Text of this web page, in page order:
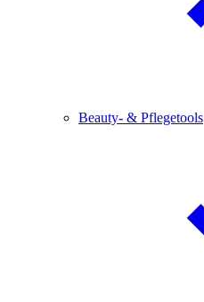
Beauty- & Pflegetools